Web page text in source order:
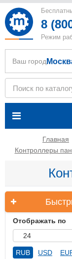
8
Режим
Ваш город
Главная
Контроллеры
Отображать по
24
RUB USD